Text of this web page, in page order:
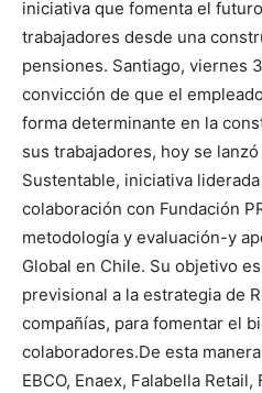
iniciativa que fomenta el
trabajadores desde una
pensiones. Santiago, viernes
convicción de que el
forma determinante en la
sus trabajadores, hoy se
Sustentable, iniciativa
colaboración con Fundación
metodología y evaluación-y
Global en Chile. Su objetivo
previsional a la estrategia de
compañías, para fomentar el
colaboradores.De esta
EBCO, Enaex, Falabella